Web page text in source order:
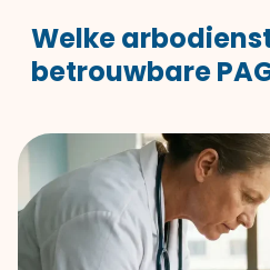
Welke
betrouwbare